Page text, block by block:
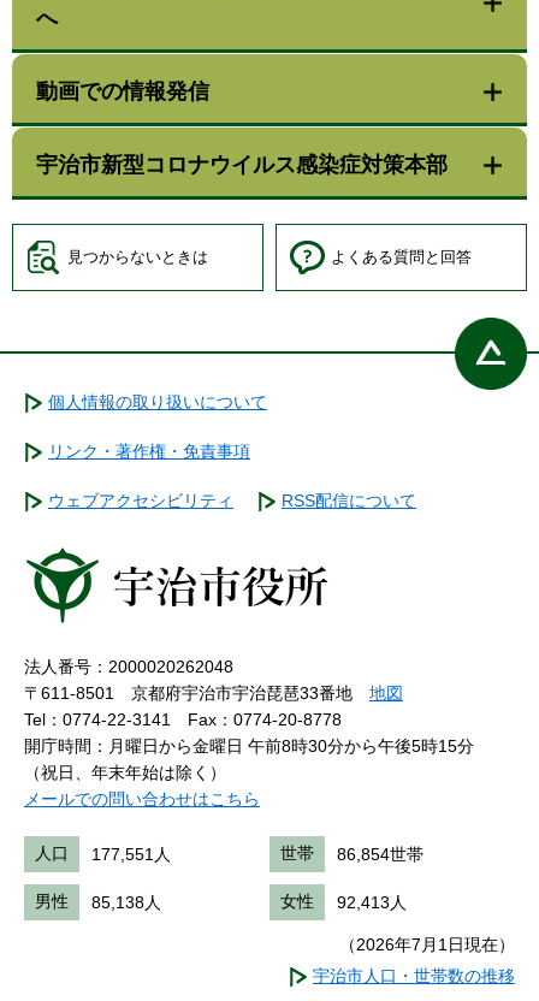
へ
動画での情報発信
宇治市新型コロナウイルス感染症対策本部
見つからないときは よくある質問と回答
個人情報の取り扱いについて
リンク・著作権・免責事項
ウェブアクセシビリティ RSS配信について
法人番号：2000020262048
〒611-8501 京都府宇治市宇治琵琶33番地 地図
Tel：0774-22-3141
Fax：0774-20-8778
開庁時間：月曜日から金曜日 午前8時30分から午後5時15分
（祝日、年末年始は除く）
メールでの問い合わせはこちら
人口 177,551人 世帯 86,854世帯
男性 85,138人 女性 92,413人
（2026年7月1日現在）
宇治市人口・世帯数の推移